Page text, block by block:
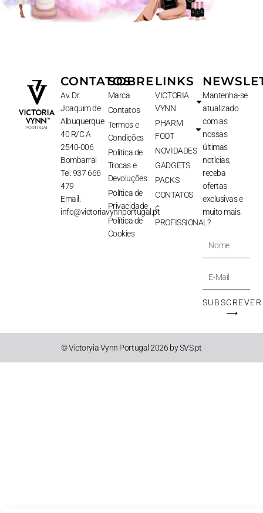
CONTATOS
Av. Dr.
Joaquim de
Albuquerque
40 R/C A
2540-006
Bombarral
Tel: 937 666
479
Email:
info@victoriavynnportugal.pt
SOBRE
Marca
Contatos
Termos e
Condições
Política de
Trocas e
Devoluções
Política de
Privacidade
Política de
Cookies
LINKS
VICTORIA
VYNN
PHARM
FOOT
NOVIDADES
GADGETS
PACKS
CONTATOS
É
PROFISSIONAL?
Mantenha-se
atualizado
com as
nossas
últimas
notícias,
receba
ofertas
exclusivas e
muito mais.
Nome
E-
Mail
SUBSCREVER
⟶
© Victoryia Vynn Portugal 2026 by SVS.pt